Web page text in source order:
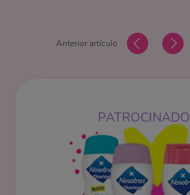
Anterior artículo
PATROCINADO